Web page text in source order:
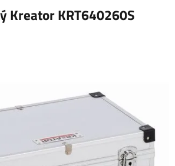
Kreator KRT640260S